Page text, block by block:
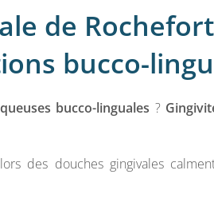
de
bucco-
bucco-linguales ?
des douches gingivales